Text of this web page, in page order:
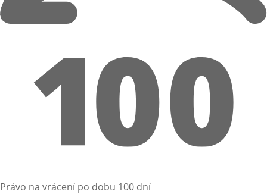
Právo na vrácení po dobu 100 dní